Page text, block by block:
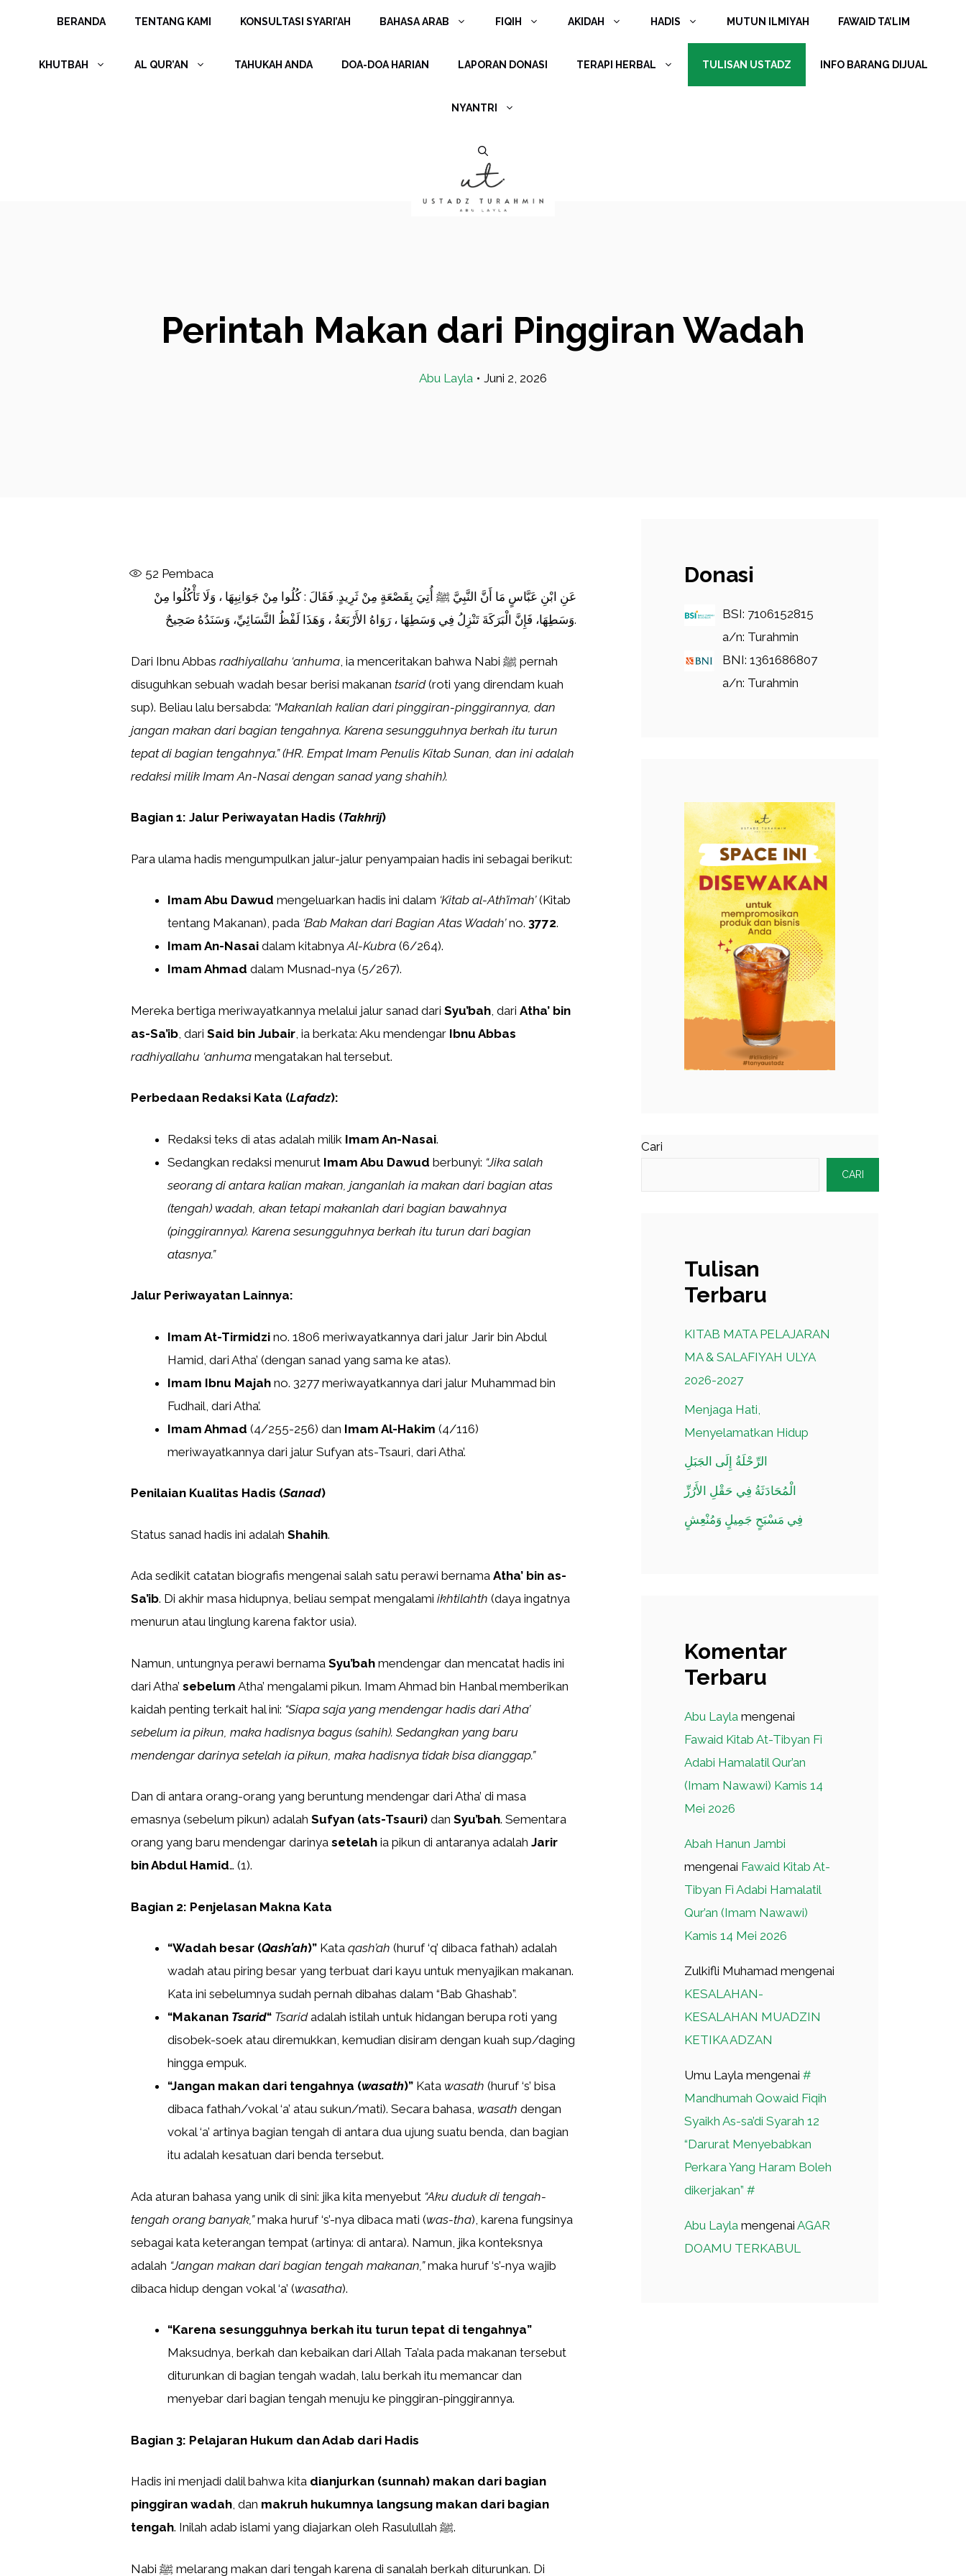
BERANDA TENTANG KAMI KONSULTASI SYARI’AH BAHASA ARAB FIQIH AKIDAH HADIS MUTUN ILMIYAH FAWAID TA’LIM
KHUTBAH AL QUR’AN TAHUKAH ANDA DOA-DOA HARIAN LAPORAN DONASI TERAPI HERBAL TULISAN USTADZ INFO BARANG DIJUAL
NYANTRI
Perintah Makan dari Pinggiran Wadah
Abu Layla • Juni 2, 2026
52 Pembaca
عَنِ ابْنِ عَبَّاسٍ مَا أَنَّ النَّبِيَّ ﷺ أُتِيَ بِقَصْعَةٍ مِنْ ثَرِيدٍ. فَقَالَ : كُلُوا مِنْ جَوَانِبِهَا ، وَلَا تَأْكُلُوا مِنْ
وَسَطِهَا، فَإِنَّ الْبَرَكَةَ تَنْزِلُ فِي وَسَطِهَا ، رَوَاهُ الأَرْبَعَةُ ، وَهَذَا لَفْظُ النَّسَائِيِّ، وَسَنَدُهُ صَحِيحٌ.
Dari Ibnu Abbas radhiyallahu ‘anhuma , ia menceritakan bahwa Nabi ﷺ pernah
disuguhkan sebuah wadah besar berisi makanan tsarid(roti yang direndam kuah
sup). Beliau lalu bersabda: “Makanlah kalian dari pinggiran-pinggirannya, dan
jangan makan dari bagian tengahnya. Karena sesungguhnya berkah itu turun
tepat di bagian tengahnya.” (HR. Empat Imam Penulis Kitab Sunan, dan ini adalah
redaksi milik Imam An-Nasai dengan sanad yang shahih).
Bagian 1: Jalur Periwayatan Hadis (Takhrij)
Para ulama hadis mengumpulkan jalur-jalur penyampaian hadis ini sebagai berikut:
Imam Abu Dawud mengeluarkan hadis ini dalam ‘Kitab al-Ath’imah’(Kitab
tentang Makanan), pada ‘Bab Makan dari Bagian Atas Wadah’no. 3772.
Imam An-Nasai dalam kitabnyaAl-Kubra (6/264).
Imam Ahmad dalam Musnad-nya (5/267).
Mereka bertiga meriwayatkannya melalui jalur sanad dari Syu’bah , dari Atha’ bin
as-Sa’ib , dari Said bin Jubair , ia berkata: Aku mendengar Ibnu Abbas
radhiyallahu ‘anhuma mengatakan hal tersebut.
Perbedaan Redaksi Kata (Lafadz):
Redaksi teks di atas adalah milik Imam An-Nasai.
Sedangkan redaksi menurut Imam Abu Dawud berbunyi: “Jika salah
seorang di antara kalian makan, janganlah ia makan dari bagian atas
(tengah) wadah, akan tetapi makanlah dari bagian bawahnya
(pinggirannya). Karena sesungguhnya berkah itu turun dari bagian
atasnya.”
Jalur Periwayatan Lainnya:
Imam At-Tirmidzi no. 1806 meriwayatkannya dari jalur Jarir bin Abdul
Hamid, dari Atha’ (dengan sanad yang sama ke atas).
Imam Ibnu Majah no. 3277 meriwayatkannya dari jalur Muhammad bin
Fudhail, dari Atha’.
Imam Ahmad (4/255-256) dan Imam Al-Hakim (4/116)
meriwayatkannya dari jalur Sufyan ats-Tsauri, dari Atha’.
Penilaian Kualitas Hadis (Sanad)
Status sanad hadis ini adalah Shahih.
Ada sedikit catatan biografis mengenai salah satu perawi bernama Atha’ bin as-
Sa’ib. Di akhir masa hidupnya, beliau sempat mengalami ikhtilahth (daya ingatnya
menurun atau linglung karena faktor usia).
Namun, untungnya perawi bernama Syu’bah mendengar dan mencatat hadis ini
dari Atha’ sebelum Atha’ mengalami pikun. Imam Ahmad bin Hanbal memberikan
kaidah penting terkait hal ini: “Siapa saja yang mendengar hadis dari Atha’
sebelum ia pikun, maka hadisnya bagus (sahih). Sedangkan yang baru
mendengar darinya setelah ia pikun, maka hadisnya tidak bisa dianggap.”
Dan di antara orang-orang yang beruntung mendengar dari Atha’ di masa
emasnya (sebelum pikun) adalah Sufyan (ats-Tsauri) dan Syu’bah. Sementara
orang yang baru mendengar darinya setelah ia pikun di antaranya adalah Jarir
bin Abdul Hamid… (1).
Bagian 2: Penjelasan Makna Kata
“Wadah besar (Qash’ah)” Kata qash’ah (huruf ‘q’ dibaca fathah) adalah
wadah atau piring besar yang terbuat dari kayu untuk menyajikan makanan.
Kata ini sebelumnya sudah pernah dibahas dalam “Bab Ghashab”.
“Makanan Tsarid“ Tsaridadalah istilah untuk hidangan berupa roti yang
disobek-soek atau diremukkan, kemudian disiram dengan kuah sup/daging
hingga empuk.
“Jangan makan dari tengahnya (wasath)” Kata wasath (huruf ‘s’ bisa
dibaca fathah/vokal ‘a’ atau sukun/mati). Secara bahasa, wasath dengan
vokal ‘a’ artinya bagian tengah di antara dua ujung suatu benda, dan bagian
itu adalah kesatuan dari benda tersebut.
Ada aturan bahasa yang unik di sini: jika kita menyebut “Aku duduk di tengah-
tengah orang banyak,”maka huruf ‘s’-nya dibaca mati (was-tha), karena fungsinya
sebagai kata keterangan tempat (artinya: di antara). Namun, jika konteksnya
adalah “Jangan makan dari bagian tengah makanan,”maka huruf ‘s’-nya wajib
dibaca hidup dengan vokal ‘a’ (wasatha).
“Karena sesungguhnya berkah itu turun tepat di tengahnya”
Maksudnya, berkah dan kebaikan dari Allah Ta’ala pada makanan tersebut
diturunkan di bagian tengah wadah, lalu berkah itu memancar dan
menyebar dari bagian tengah menuju ke pinggiran-pinggirannya.
Bagian 3: Pelajaran Hukum dan Adab dari Hadis
Hadis ini menjadi dalil bahwa kita dianjurkan (sunnah) makan dari bagian
pinggiran wadah, dan makruh hukumnya langsung makan dari bagian
tengah
. Inilah adab islami yang diajarkan oleh Rasulullah ﷺ.
Nabi ﷺ melarang makan dari tengah karena di sanalah berkah diturunkan. Di
Donasi
BSI: 7106152815
a/n: Turahmin
BNI: 1361686807
a/n: Turahmin
Cari
CARI
Tulisan
Terbaru
KITAB MATA PELAJARAN
MA & SALAFIYAH ULYA
2026-2027
Menjaga Hati,
Menyelamatkan Hidup
الرِّحْلَةُ إِلَى الجَبَلِ
الْمُحَادَثَةُ فِي حَقْلِ الأَرُزِّ
فِي مَسْبَحٍ جَمِيلٍ وَمُنْعِشٍ
Komentar
Terbaru
Abu Layla mengenai
Fawaid Kitab At-Tibyan Fi
Adabi Hamalatil Qur’an
(Imam Nawawi) Kamis 14
Mei 2026
Abah Hanun Jambi
mengenai Fawaid Kitab At-
Tibyan Fi Adabi Hamalatil
Qur’an (Imam Nawawi)
Kamis 14 Mei 2026
Zulkifli Muhamad mengenai
KESALAHAN-
KESALAHAN MUADZIN
KETIKA ADZAN
Umu Layla mengenai #
Mandhumah Qowaid Fiqih
Syaikh As-sa’di Syarah 12
“Darurat Menyebabkan
Perkara Yang Haram Boleh
dikerjakan” #
Abu Layla mengenai AGAR
DOAMU TERKABUL